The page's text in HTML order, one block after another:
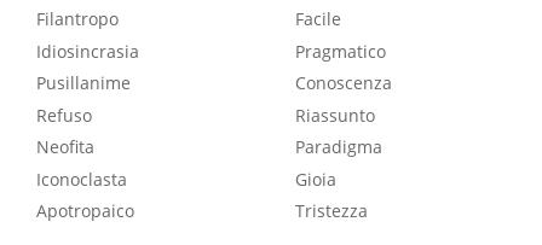
Filantropo
Idiosincrasia
Pusillanime
Refuso
Neofita
Iconoclasta
Apotropaico
Facile
Pragmatico
Conoscenza
Riassunto
Paradigma
Gioia
Tristezza